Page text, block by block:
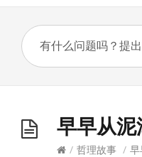
早早从
/ 哲理故事 /